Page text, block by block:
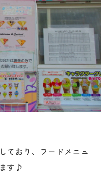
ており、フードメニュ
す♪